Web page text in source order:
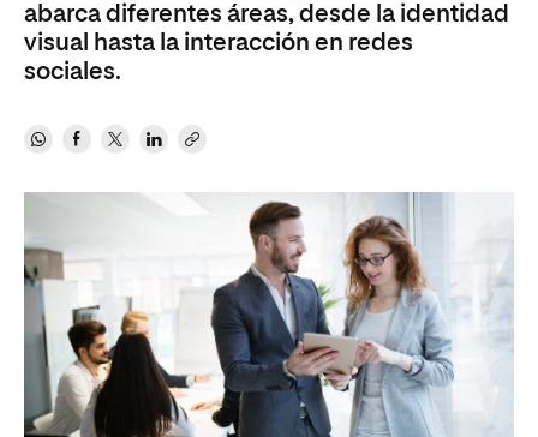
abarca diferentes áreas, desde la identidad
visual hasta la interacción en redes
sociales.